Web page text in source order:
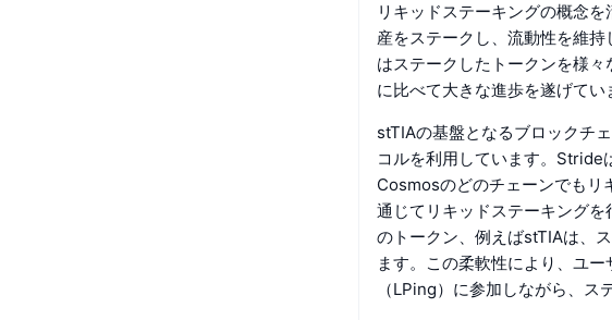
リキッドステーキングの概念
産をステークし、流動性を維
はステークしたトークンを様
に比べて大きな進歩を遂げてい
stTIAの基盤となるブロックチ
コルを利用しています。Stride
Cosmosのどのチェーンでもリ
通じてリキッドステーキング
のトークン、例えばstTIAは、
ます。この柔軟性により、ユ
（LPing）に参加しながら、ス